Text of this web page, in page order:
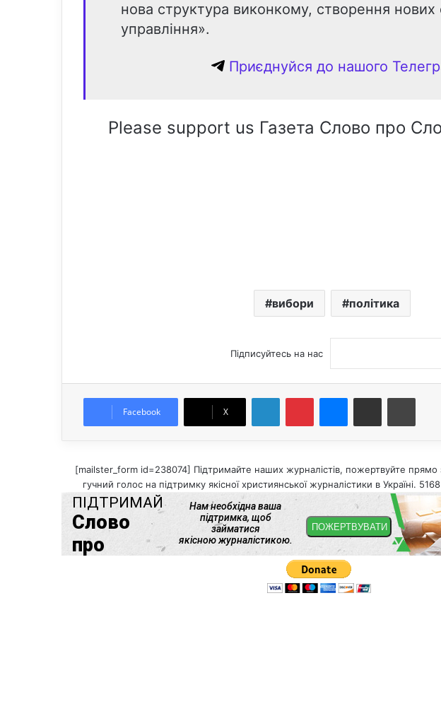
нова структура виконкому, створення нових
управління».
Приєднуйся до нашого
Please support us Газета Слово про
вибори політика
Підписуйтесь на нас
Facebook X
Поділитися електронною поштою
[mailster_form id=238074] Підтримайте наших журналістів, пожертвуйте прямо
гучний голос на підтримку якісної християнської журналістики в Україні.